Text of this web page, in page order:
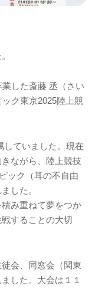
した斎藤 丞（さい
ク東京2025陸上競
していました。現在
ながら、陸上競技
ック（耳の不自由
した。
み重ねて夢をつか
することの大切
会、同窓会（関東
した。大会は１１